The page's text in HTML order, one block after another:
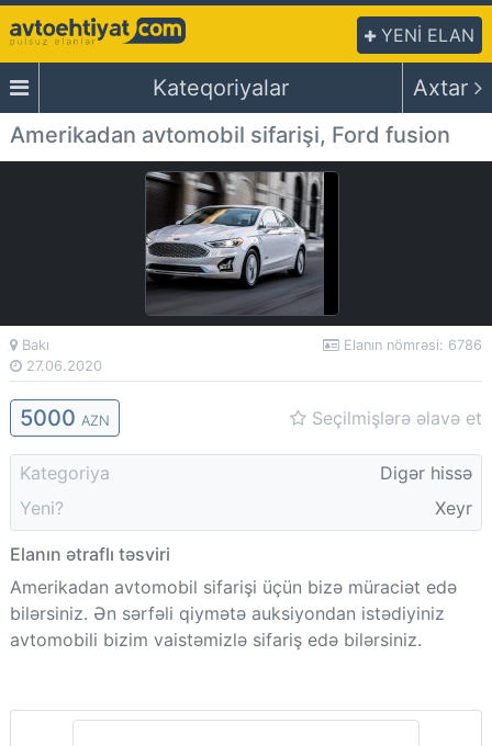
YENİ ELAN
Kateqoriyalar
Axtar
Amerikadan avtomobil sifarişi, Ford fusion
Bakı
27.06.2020
Elanın nömrəsi: 6786
5000 AZN Seçilmişlərə əlavə et
Kategoriya
Digər hissə
Yeni?
Xeyr
Elanın ətraflı təsviri
Amerikadan avtomobil sifarişi üçün bizə müraciət edə
bilərsiniz. Ən sərfəli qiymətə auksiyondan istədiyiniz
avtomobili bizim vaistəmizlə sifariş edə bilərsiniz.